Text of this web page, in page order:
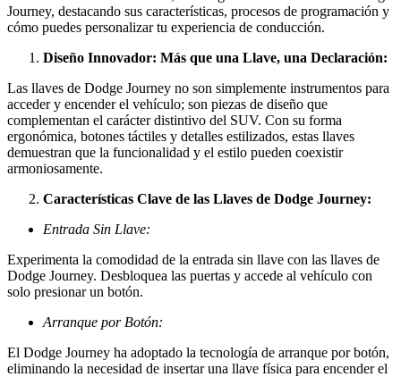
Journey, destacando sus características, procesos de programación y
cómo puedes personalizar tu experiencia de conducción.
Diseño Innovador: Más que una Llave, una Declaración:
Las llaves de Dodge Journey no son simplemente instrumentos para
acceder y encender el vehículo; son piezas de diseño que
complementan el carácter distintivo del SUV. Con su forma
ergonómica, botones táctiles y detalles estilizados, estas llaves
demuestran que la funcionalidad y el estilo pueden coexistir
armoniosamente.
Características Clave de las Llaves de Dodge Journey:
Entrada Sin Llave:
Experimenta la comodidad de la entrada sin llave con las llaves de
Dodge Journey. Desbloquea las puertas y accede al vehículo con
solo presionar un botón.
Arranque por Botón:
El Dodge Journey ha adoptado la tecnología de arranque por botón,
eliminando la necesidad de insertar una llave física para encender el